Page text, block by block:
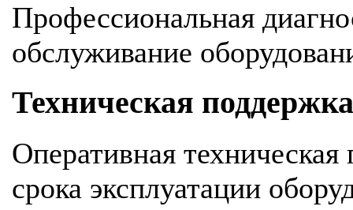
Профессиональная
обслуживание
Техническая поддержка
Оперативная техническая
срока эксплуатации